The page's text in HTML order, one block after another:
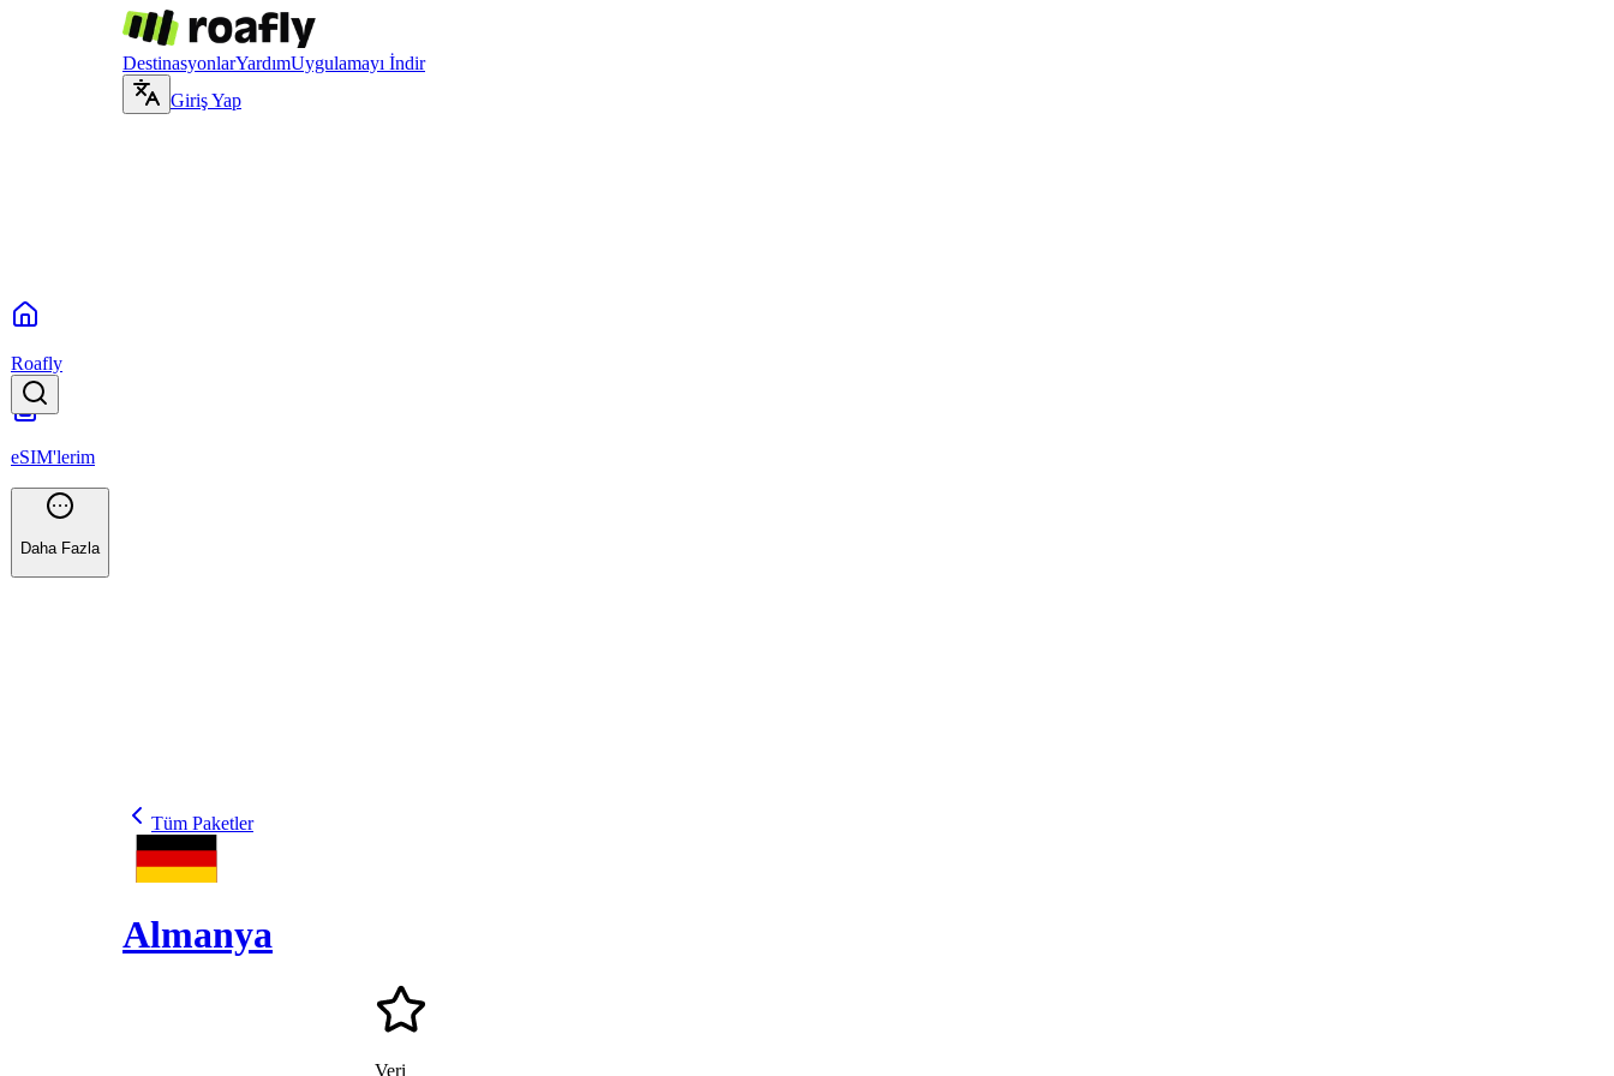
DestinasyonlarYardımUygulamayı İndir
Giriş Yap
Roafly
eSIM'lerim
Daha Fazla
Tüm Paketler
Almanya
Veri